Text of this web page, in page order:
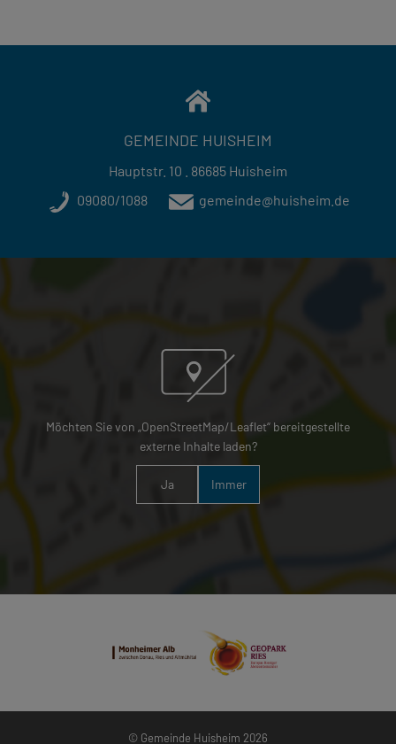
GEMEINDE HUISHEIM
Hauptstr. 10 . 86685 Huisheim
09080/1088
gemeinde@huisheim.de
Möchten Sie von „OpenStreetMap/Leaflet“ bereitgestellte
externe Inhalte laden?
Ja Immer
© Gemeinde Huisheim 2026